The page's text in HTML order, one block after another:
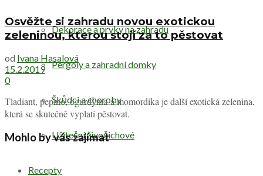
Dekorace a prvky na zahradu
Pergoly a zahradní domky
Škůdci a choroby
Užiteční živočichové
Recepty
Osvěžte si zahradu novou exotickou
zeleninou, kterou stojí za to pěstovat
od Ivana Hasalová
15.2.2019
0
Tladiant, pepino, ogurdynia a momordika je další exotická zelenina,
která se skutečně vyplatí pěstovat.
Mohlo by vás zajímat